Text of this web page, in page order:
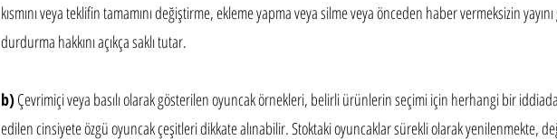
kısmını veya teklifin tamamını değiştirme, ekleme yapma veya silme veya önceden haber vermeksizin yayını
durdurma hakkını açıkça saklı tutar.
b)Çevrimiçi veya basılı olarak gösterilen oyuncak örnekleri, belirli ürünlerin seçimi için herhangi bir
edilen cinsiyete özgü oyuncak çeşitleri dikkate alınabilir. Stoktaki oyuncaklar sürekli olarak yenilenmekte,